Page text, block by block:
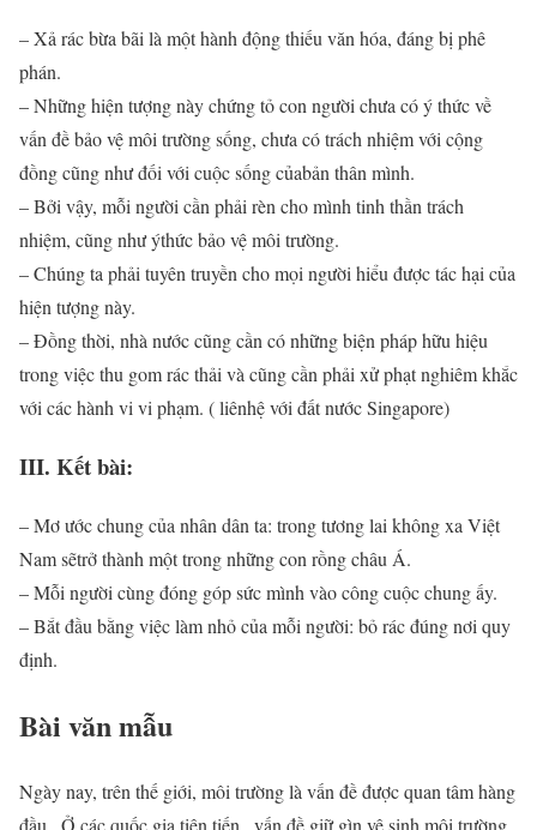
– Xả rác bừa bãi là một hành động thiếu văn hóa, đáng bị phê
phán.
– Những hiện tượng này chứng tỏ con người chưa có ý thức về
vấn đề bảo vệ môi trường sống, chưa có trách nhiệm với cộng
đồng cũng như đối với cuộc sống củabản thân mình.
– Bởi vậy, mỗi người cần phải rèn cho mình tinh thần trách
nhiệm, cũng như ýthức bảo vệ môi trường.
– Chúng ta phải tuyên truyền cho mọi người hiểu được tác hại của
hiện tượng này.
– Đồng thời, nhà nước cũng cần có những biện pháp hữu hiệu
trong việc thu gom rác thải và cũng cần phải xử phạt nghiêm khắc
với các hành vi vi phạm. ( liênhệ với đất nước Singapore)
III. Kết bài:
– Mơ ước chung của nhân dân ta: trong tương lai không xa Việt
Nam sẽtrở thành một trong những con rồng châu Á.
– Mỗi người cùng đóng góp sức mình vào công cuộc chung ấy.
– Bắt đầu bằng việc làm nhỏ của mỗi người: bỏ rác đúng nơi quy
định.
Bài văn mẫu
Ngày nay, trên thế giới, môi trường là vấn đề được quan tâm hàng
đầu . Ở các quốc gia tiên tiến , vấn đề giữ gìn vệ sinh môi trường